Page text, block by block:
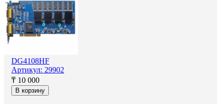
DG4108HF
Артикул: 29902
₸ 10 000
В корзину